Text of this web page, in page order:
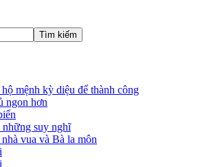
mệnh kỳ diệu để thành công
ngon hơn
suy nghĩ
vua và Bà la môn